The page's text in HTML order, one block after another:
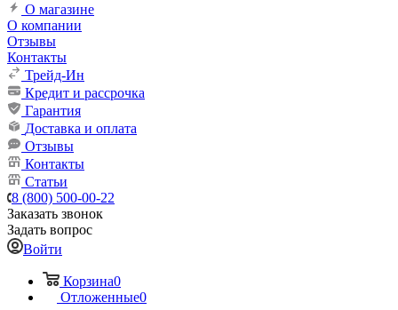
О магазине
О компании
Отзывы
Контакты
Трейд-Ин
Кредит и рассрочка
Гарантия
Доставка и оплата
Отзывы
Контакты
Статьи
8 (800) 500-00-22
Заказать звонок
Задать вопрос
Войти
Корзина0
Отложенные0